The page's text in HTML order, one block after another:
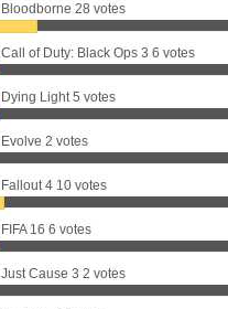
Bloodborne 28 votes
Call of Duty: Black Ops 3 6 votes
Dying Light 5 votes
Evolve 2 votes
Fallout 4 10 votes
FIFA 16 6 votes
Just Cause 3 2 votes